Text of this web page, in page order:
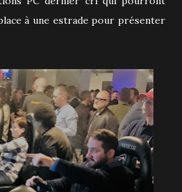
à une estrade pour présenter